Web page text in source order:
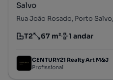
Salvo
Rua João Rosado, Porto
Tipologia
T2
Preço por metro quadrado
67 m²
Andar 1 andar
CENTURY21 Realty Art M&J
Profissional